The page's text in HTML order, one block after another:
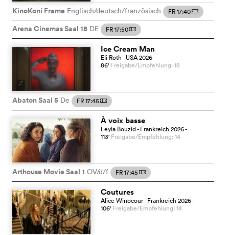
KinoKoni Frame Englisch/deutsch/französisch FR 17:40m
Arena Cinemas Saal 18 DE FR 17:50m
Ice Cream Man
Eli Roth- USA2026-
86' Freigabe/Empfehlung: 18
Abaton Saal 5 De FR 17:45 m
À voix basse
Leyla Bouzid- Frankreich 2026-
113' Freigabe/Empfehlung: 14
Arthouse Movie Saal 1 OV/d/f FR 17:45 m
Coutures
Alice Winocour- Frankreich 2026-
106' Freigabe/Empfehlung: 14